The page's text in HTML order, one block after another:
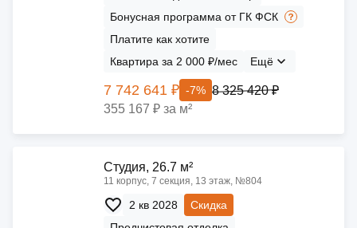
Бонусная программа от ГК ФСК
Платите как хотите
Квартира за 2 000 ₽/мес
Ещё
7 742 641 ₽ -7% 8 325 420 ₽
355 167 ₽ за м²
Cтудия, 26.7 м²
11 корпус, 7 секция, 13 этаж, №804
2 кв 2028
Скидка